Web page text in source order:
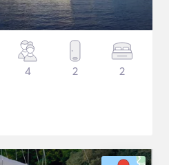
4 2 2